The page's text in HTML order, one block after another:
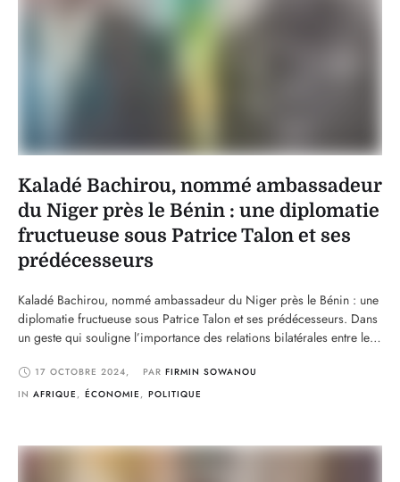
Kaladé Bachirou, nommé ambassadeur
du Niger près le Bénin : une diplomatie
fructueuse sous Patrice Talon et ses
prédécesseurs
Kaladé Bachirou, nommé ambassadeur du Niger près le Bénin : une
diplomatie fructueuse sous Patrice Talon et ses prédécesseurs. Dans
un geste qui souligne l’importance des relations bilatérales entre le
ambassadeur du Niger près le Bénin. Cette nomination s'inscrit dans
la continuité d'une diplomatie réussie, …
17 OCTOBRE 2024, PAR FIRMIN SOWANOU
IN AFRIQUE , ÉCONOMIE , POLITIQUE